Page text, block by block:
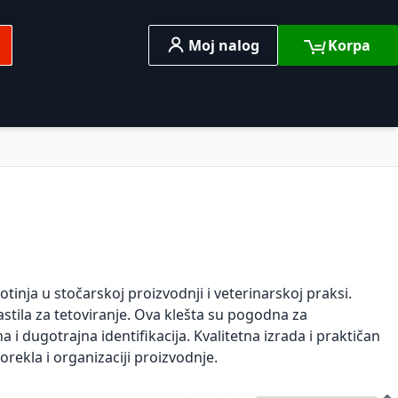
Moj nalog Korpa
u stočarskoj proizvodnji i veterinarskoj praksi.
za tetoviranje. Ova klešta su pogodna za
i dugotrajna identifikacija. Kvalitetna izrada i praktičan
i organizaciji proizvodnje.